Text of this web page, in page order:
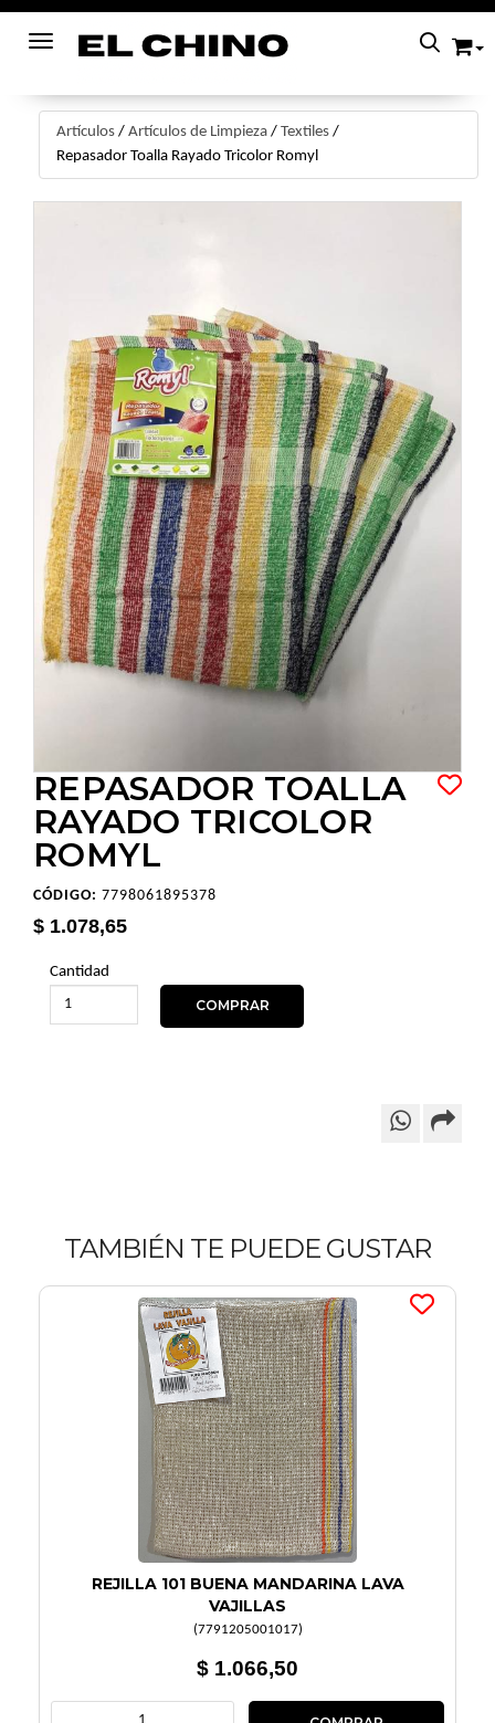
Toggle navigation
Artículos / Artículos de Limpieza / Textiles /
Repasador Toalla Rayado Tricolor Romyl
REPASADOR TOALLA
RAYADO TRICOLOR
ROMYL
CÓDIGO: 7798061895378
$ 1.078,65
Cantidad
TAMBIÉN TE PUEDE GUSTAR
REJILLA 101 BUENA MANDARINA LAVA
VAJILLAS
(7791205001017)
$ 1.066,50